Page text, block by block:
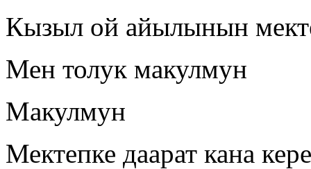
Кызыл ой айылынын
Мен толук макулмун
Макулмун
Мектепке даарат кана